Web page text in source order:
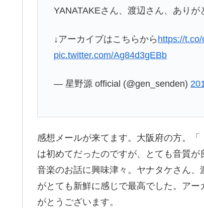
YANATAKEさん、渡辺さん、ありが
↓アーカイブはこちらから https://
pic.twitter.com/Ag84d3gEBb
— 星野源 official (@gen_senden)
感想メールが来てます。大阪府の方。
は初めてだったのですが、とても音質
音楽のお話に興味津々。ヤナタケさん
がとても新鮮に感じで最高でした。ア
がとうございます。